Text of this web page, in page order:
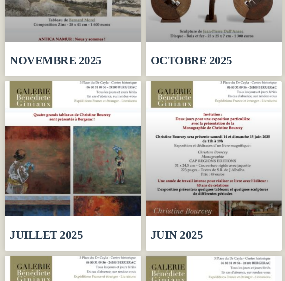
NOVEMBRE 2025 OCTOBRE 2025
JUILLET 2025 JUIN 2025